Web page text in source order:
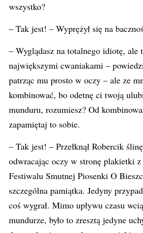
wszystko?
– Tak jest! – Wyprężył się na
– Wyglądasz na totalnego idiotę, ale
największymi cwaniakami –
patrząc mu prosto w oczy – ale ze
kombinować, bo odetnę ci twoją
munduru, rozumiesz? Od
zapamiętaj to sobie.
– Tak jest! – Przełknął Robercik
odwracając oczy w stronę plakietki
Festiwalu Smutnej Piosenki O
szczególna pamiątka. Jedyny
coś wygrał. Mimo upływu czasu
mundurze, było to zresztą jedyne